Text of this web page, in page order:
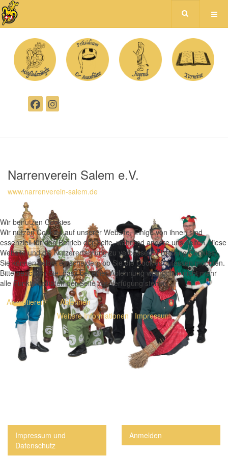
Narrenverein Salem e.V.
www.narrenverein-salem.de
Impressum und
Datenschutz
Anmelden
Wir benutzen Cookies
Wir nutzen Cookies auf unserer Website. Einige von ihnen sind
essenziell für den Betrieb der Seite, während andere uns helfen, diese
Website und die Nutzererfahrung zu verbessern (Tracking Cookies).
Sie können selbst entscheiden, ob Sie die Cookies zulassen möchten.
Bitte beachten Sie, dass bei einer Ablehnung womöglich nicht mehr
alle Funktionalitäten der Seite zur Verfügung stehen.
Akzeptieren
Ablehnen
Weitere Informationen | Impressum